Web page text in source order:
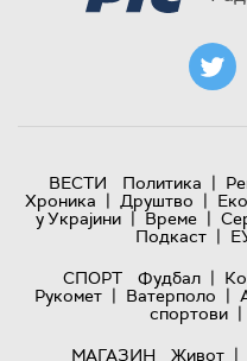
ВЕСТИ Политика |
Хроника | Друштво |
у Украјини | Време |
Подкаст |
СПОРТ
Фудбал |
Рукомет | Ватерполо |
спортови |
МАГАЗИН
Живот |